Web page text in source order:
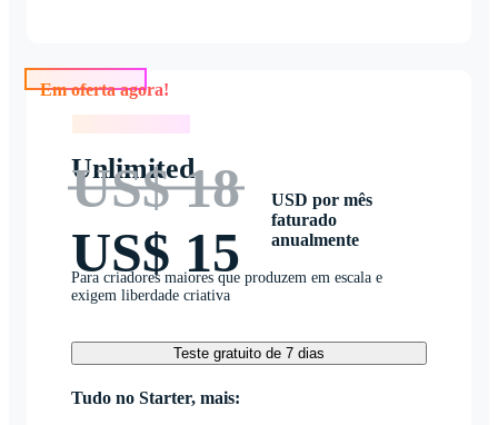
Unlimited
US$ 18
US$ 15
USD por mês
faturado
anualmente
Para criadores maiores que produzem em escala e
exigem liberdade criativa
Teste gratuito de 7 dias
Tudo no Starter, mais: